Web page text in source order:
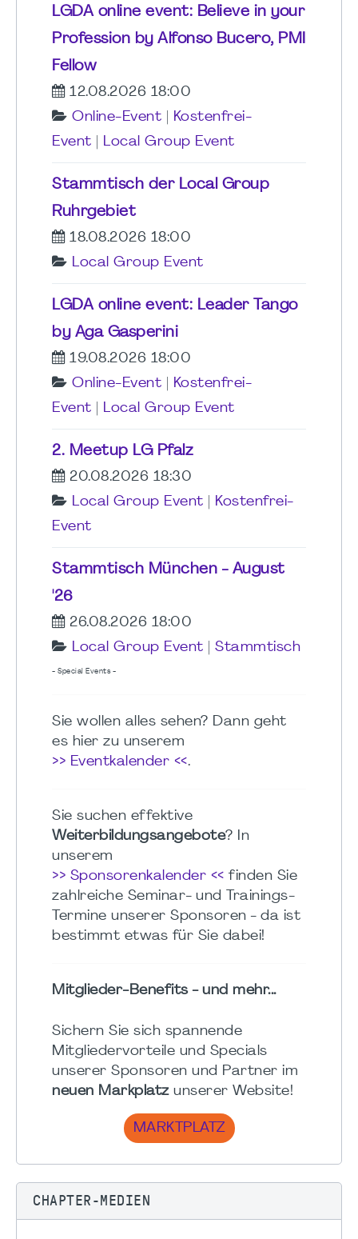
LGDA online event: Believe in your
Profession by Alfonso Bucero, PMI
Fellow
12.08.2026 18:00
Online-Event
Kostenfrei-
Event
Local Group Event
Stammtisch der Local Group
Ruhrgebiet
18.08.2026 18:00
Local Group Event
LGDA online event: Leader Tango
by Aga Gasperini
19.08.2026 18:00
Online-Event
Kostenfrei-
Event
Local Group Event
2. Meetup LG Pfalz
20.08.2026 18:30
Local Group Event
Kostenfrei-
Event
Stammtisch München - August
'26
26.08.2026 18:00
Local Group Event
Stammtisch
- Special Events -
Sie wollen alles sehen? Dann geht
es hier zu unserem
>> Eventkalender <<.
Sie suchen effektive
Weiterbildungsangebote? In
unserem
>> Sponsorenkalender << finden Sie
zahlreiche Seminar- und Trainings-
Termine unserer Sponsoren - da ist
bestimmt etwas für Sie dabei!
Mitglieder-Benefits - und mehr...
Sichern Sie sich spannende
Mitgliedervorteile und Specials
unserer Sponsoren und Partner im
neuen Markplatzunserer Website!
MARKTPLATZ
CHAPTER-MEDIEN